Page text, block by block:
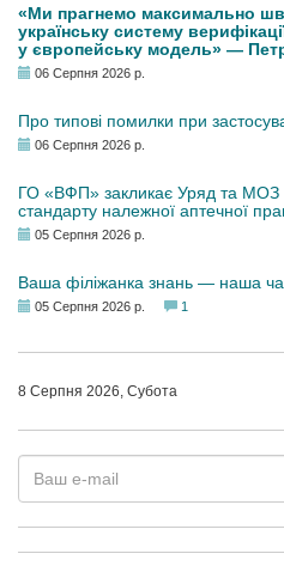
«Ми прагнемо максимально
українську систему
у європейську модель» —
06 Серпня 2026 р.
Про типові помилки при
06 Серпня 2026 р.
ГО «ВФП» закликає Уряд та МОЗ
стандарту належної аптечної
05 Серпня 2026 р.
Ваша філіжанка знань — наша
05 Серпня 2026 р. 1
8 Серпня 2026, Субота